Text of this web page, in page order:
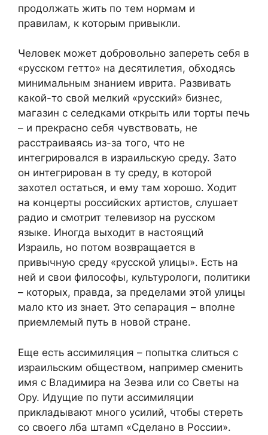
продолжать жить по тем нормам и
правилам, к которым привыкли.
Человек может добровольно запереть себя в
«русском гетто» на десятилетия, обходясь
минимальным знанием иврита. Развивать
какой-то свой мелкий «русский» бизнес,
магазин с селедками открыть или торты печь
– и прекрасно себя чувствовать, не
расстраиваясь из-за того, что не
интегрировался в израильскую среду. Зато
он интегрирован в ту среду, в которой
захотел остаться, и ему там хорошо. Ходит
на концерты российских артистов, слушает
радио и смотрит телевизор на русском
языке. Иногда выходит в настоящий
Израиль, но потом возвращается в
привычную среду «русской улицы». Есть на
ней и свои философы, культурологи, политики
– которых, правда, за пределами этой улицы
мало кто из знает. Это сепарация – вполне
приемлемый путь в новой стране.
Еще есть ассимиляция – попытка слиться с
израильским обществом, например сменить
имя с Владимира на Зеэва или со Светы на
Ору. Идущие по пути ассимиляции
прикладывают много усилий, чтобы стереть
со своего лба штамп «Сделано в России».